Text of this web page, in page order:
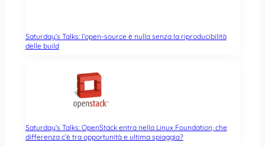
Saturday’s Talks: l’open-source è nulla senza la riproducibilità
delle build
Saturday’s Talks: OpenStack entra nella Linux Foundation, che
differenza c’è tra opportunità e ultima spiaggia?